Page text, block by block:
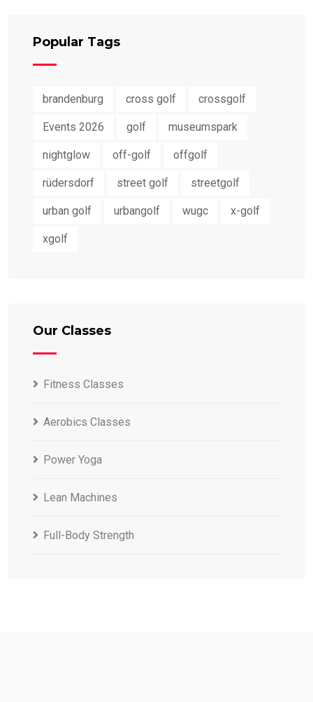
Popular Tags
brandenburg cross golf crossgolf
Events 2026 golf museumspark
nightglow off-golf offgolf
rüdersdorf street golf streetgolf
urban golf urbangolf wugc x-golf
xgolf
Our Classes
Fitness Classes
Aerobics Classes
Power Yoga
Lean Machines
Full-Body Strength